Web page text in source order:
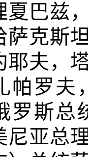
夏巴兹
萨克斯
耶夫，
帕罗夫
罗斯总
尼亚总